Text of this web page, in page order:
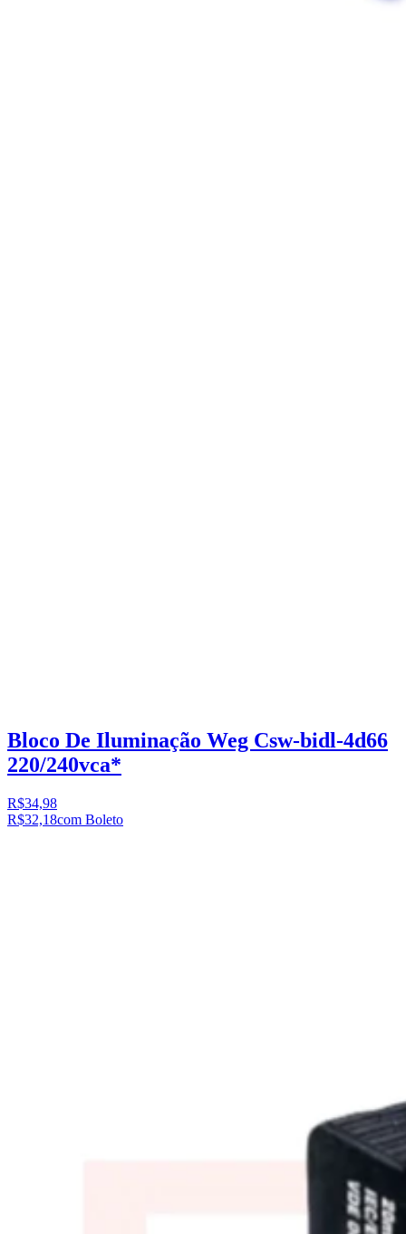
Bloco De Iluminação Weg Csw-bidl-4d66
220/240vca*
R$34,98
R$32,18com Boleto